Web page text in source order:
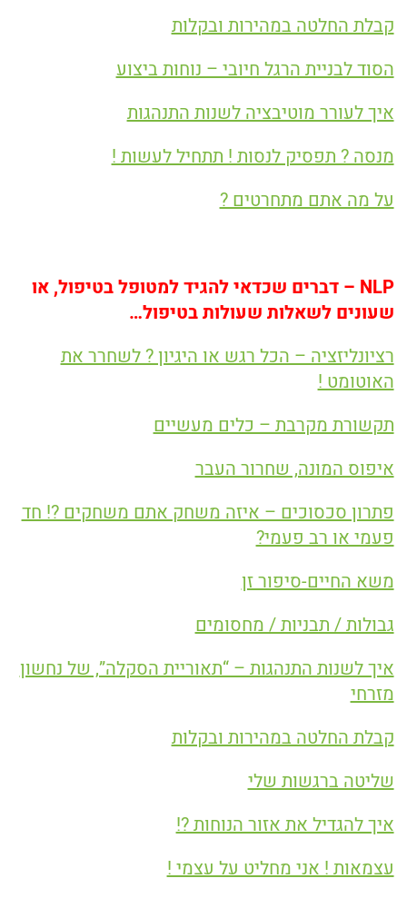
קבלת החלטה במהירות ובקלות
הסוד לבניית הרגל חיובי – נוחות ביצוע
איך לעורר מוטיבציה לשנות התנהגות
מנסה ? תפסיק לנסות ! תתחיל לעשות !
על מה אתם מתחרטים ?
NLP – דברים שכדאילהגיד למטופל בטיפול, או
שעונים לשאלות שעולות בטיפול…
רציונליזציה – הכל רגש או היגיון ? לשחרר את
האוטומט !
תקשורת מקרבת – כלים מעשיים
איפוס המונה, שחרור העבר
פתרון סכסוכים – איזה משחק אתם משחקים ?! חד
פעמי או רב פעמי?
משא החיים-סיפור זן
גבולות / תבניות / מחסומים
איך לשנות התנהגות – “תאוריית הסקלה”, של נחשון
מזרחי
קבלת החלטה במהירות ובקלות
שליטה ברגשות שלי
איך להגדיל את אזור הנוחות ?!
עצמאות ! אני מחליט על עצמי !